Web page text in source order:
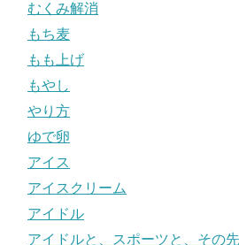
むくみ解消
もち麦
もも上げ
もやし
やり方
ゆで卵
アイス
アイスクリーム
アイドル
アイドルと、スポーツと、その先